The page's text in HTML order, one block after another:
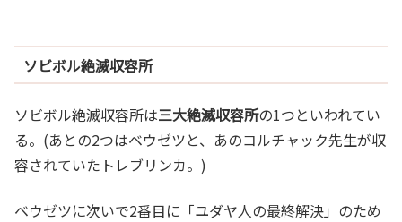
ソビボル絶滅収容所
ソビボル絶滅収容所は三大絶滅収容所の1つといわれてい
る。(あとの2つはベウゼツと、あのコルチャック先生が収
容されていたトレブリンカ。)
ベウゼツに次いで2番目に「ユダヤ人の最終解決」のため